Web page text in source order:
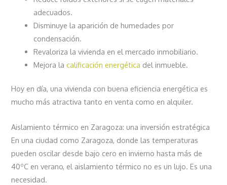
adecuados.
Disminuye la aparición de humedades por
condensación.
Revaloriza la vivienda en el mercado inmobiliario.
Mejora lacalificación energética del inmueble.
Hoy en día, una vivienda con buena eficiencia energética es
mucho más atractiva tanto en venta como en alquiler.
Aislamiento térmico en Zaragoza: una inversión estratégica
En una ciudad como Zaragoza, donde las temperaturas
pueden oscilar desde bajo cero en invierno hasta más de
40ºC en verano, el aislamiento térmico no es un lujo. Es una
necesidad.